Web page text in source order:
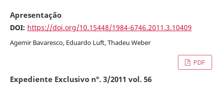
Apresentação
DOI: https://doi.org/10.15448/1984-6746.2011.3.10409
Agemir Bavaresco, Eduardo Luft, Thadeu Weber
PDF
Expediente Exclusivo nº. 3/2011 vol. 56